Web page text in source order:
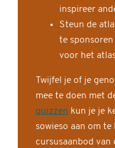
inspireer
Steun de
te
voor het
Twijfel je of je
mee te doen met
quizzen kun je je
sowieso aan om
cursusaanbod van